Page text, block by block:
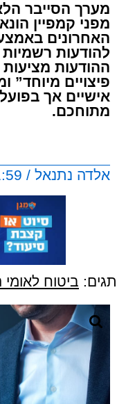
מערך הסייבר
מפני קמפיין
להודעות
ההודעות
פיצויים מיוחד”
אישיים אך בפועל
מתוחכם.
אלדה נתנאל / 21:59 25.04.26
תגים: ביטוח לאומי